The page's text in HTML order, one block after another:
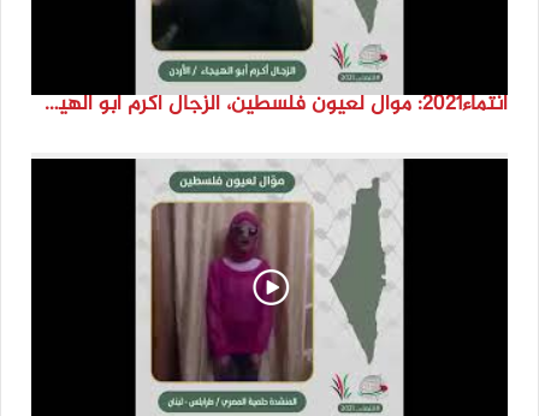
انتماء2021: موال لعيون فلسطين، الزجال أكرم أبو الهيجا، الاردن